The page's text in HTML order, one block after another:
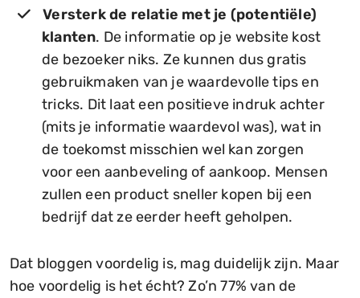
Versterk de relatie met je (potentiële)
klanten. De informatie op je website kost
de bezoeker niks. Ze kunnen dus gratis
gebruikmaken van je waardevolle tips en
tricks. Dit laat een positieve indruk achter
(mits je informatie waardevol was), wat in
de toekomst misschien wel kan zorgen
voor een aanbeveling of aankoop. Mensen
zullen een product sneller kopen bij een
bedrijf dat ze eerder heeft geholpen.
Dat bloggen voordelig is, mag duidelijk zijn. Maar
hoe voordelig is het écht? Zo’n 77% van de